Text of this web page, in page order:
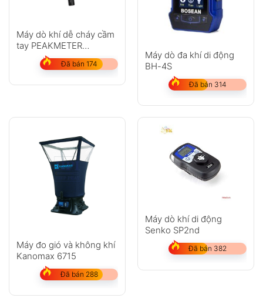
Máy dò khí dễ cháy cầm
tay PEAKMETER
PM6308
Đã bán 174
Máy dò đa khí di động
BH-4S
Đã bán 314
Máy đo gió và không khí
Kanomax 6715
Đã bán 288
Máy dò khí di động
Senko SP2nd
Đã bán 382